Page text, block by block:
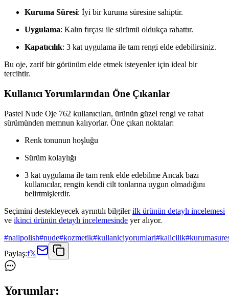
Kuruma Süresi: İyi bir kuruma süresine sahiptir.
Uygulama: Kalın fırçası ile sürümü oldukça rahattır.
Kapatıcılık: 3 kat uygulama ile tam rengi elde edebilirsiniz.
Bu oje, zarif bir görünüm elde etmek isteyenler için ideal bir
tercihtir.
Kullanıcı Yorumlarından Öne Çıkanlar
Pastel Nude Oje 762 kullanıcıları, ürünün güzel rengi ve rahat
sürümünden memnun kalıyorlar. Öne çıkan noktalar:
Renk tonunun hoşluğu
Sürüm kolaylığı
3 kat uygulama ile tam renk elde edebilme Ancak bazı
kullanıcılar, rengin kendi cilt tonlarına uygun olmadığını
belirtmişlerdir.
Seçimini destekleyecek ayrıntılı bilgilerilk ürünün detaylı incelemesi
ve ikinci ürünün detaylı incelemesinde yer alıyor.
#nailpolish#nude#kozmetik#kullaniciyorumlari#kalicilik#
Paylaş:f𝕏
Yorumlar: